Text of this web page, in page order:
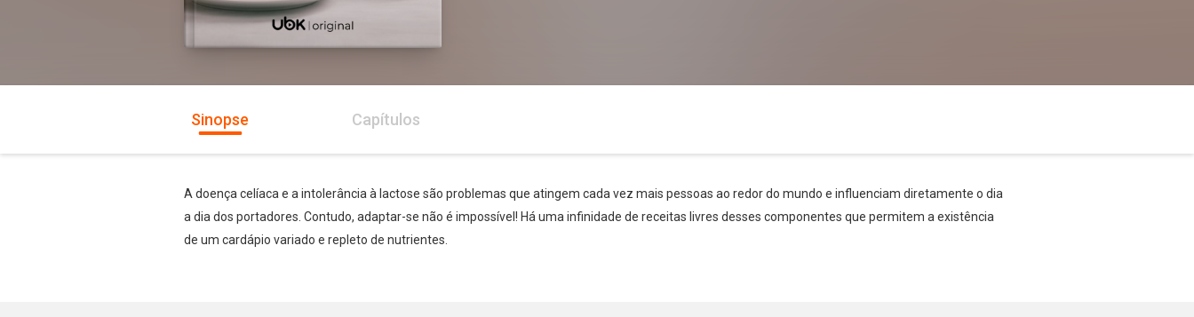
Sinopse Capítulos
A doença celíaca e a intolerância à lactose são problemas que atingem cada vez mais pessoas ao redor do mundo e influenciam diretamente o dia
a dia dos portadores. Contudo, adaptar-se não é impossível! Há uma infinidade de receitas livres desses componentes que permitem a existência
de um cardápio variado e repleto de nutrientes.